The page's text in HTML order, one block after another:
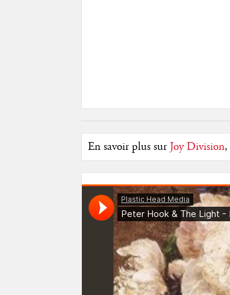
En savoir plus surJoy Division,